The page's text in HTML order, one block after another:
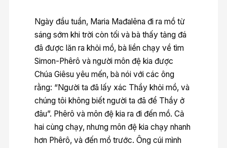
Ngày đầu tuần, Maria Mađalêna đi ra mồ từ
sáng sớm khi trời còn tối và bà thấy tảng đá
đã được lăn ra khỏi mồ, bà liền chạy về tìm
Simon-Phêrô và người môn đệ kia được
Chúa Giêsu yêu mến, bà nói với các ông
rằng: “Người ta đã lấy xác Thầy khỏi mồ, và
chúng tôi không biết người ta đã để Thầy ở
đâu”. Phêrô và môn đệ kia ra đi đến mồ. Cả
hai cùng chạy, nhưng môn đệ kia chạy nhanh
hơn Phêrô, và đến mồ trước. Ông cúi mình